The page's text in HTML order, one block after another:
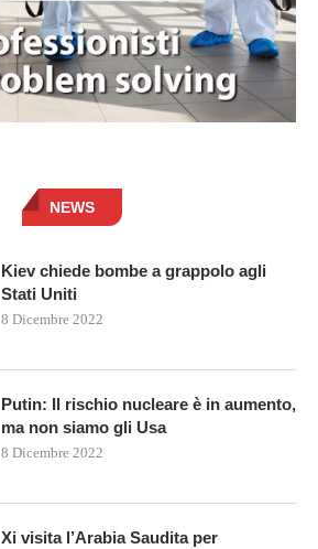
NEWS
Kiev chiede bombe a grappolo agli
Stati Uniti
8 Dicembre 2022
Putin: Il rischio nucleare è in aumento,
ma non siamo gli Usa
8 Dicembre 2022
Xi visita l’Arabia Saudita per